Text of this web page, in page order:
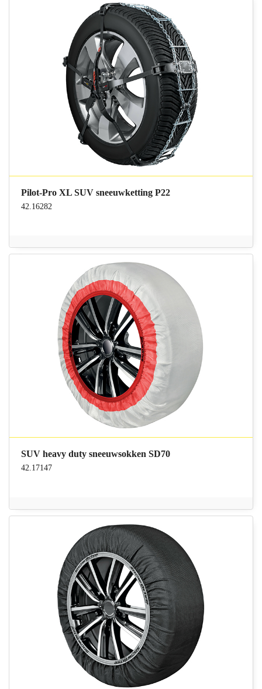
Pilot-Pro XL SUV sneeuwketting P22
42.16282
SUV heavy duty sneeuwsokken SD70
42.17147